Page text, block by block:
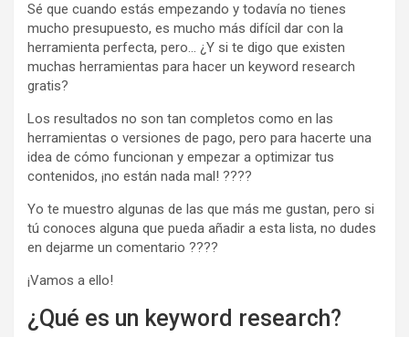
Sé que cuando estás empezando y todavía no tienes
mucho presupuesto, es mucho más difícil dar con la
herramienta perfecta, pero… ¿Y si te digo que existen
muchas herramientas para hacer un keyword research
gratis?
Los resultados no son tan completos como en las
herramientas o versiones de pago, pero para hacerte una
idea de cómo funcionan y empezar a optimizar tus
contenidos, ¡no están nada mal! ????
Yo te muestro algunas de las que más me gustan, pero si
tú conoces alguna que pueda añadir a esta lista, no dudes
en dejarme un comentario ????
¡Vamos a ello!
¿Qué es un keyword research?